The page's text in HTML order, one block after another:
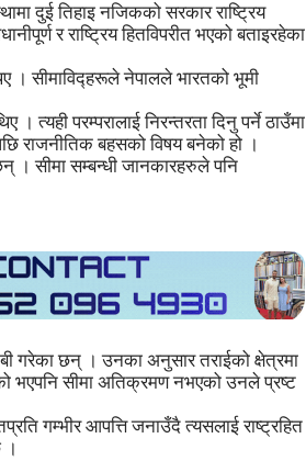
दुई तिहाइ नजिकको सरकार राष्ट्रिय
र राष्ट्रिय हितविपरीत भएको बताइरहेका
। सीमाविद्हरूले नेपालले भारतको भूमी
परम्परालाई निरन्तरता दिनु पर्ने ठाउँमा
राजनीतिक बहसको विषय बनेको हो ।
। सीमा सम्बन्धी जानकारहरुले पनि
गरेका छन् । उनका अनुसार तराईको क्षेत्रमा
सीमा अतिक्रमण नभएको उनले प्रष्ट
गम्भीर आपत्ति जनाउँदै त्यसलाई राष्ट्रहित
।